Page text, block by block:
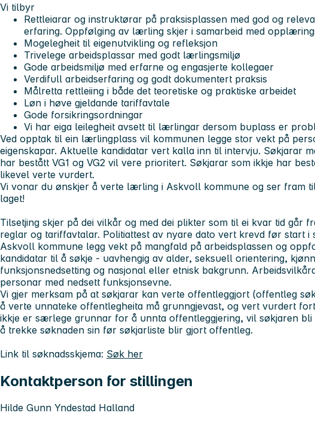
Vi tilbyr
Rettleiarar og instruktørar på praksisplassen med god og
erfaring. Oppfølging av lærling skjer i samarbeid med
Mogelegheit til eigenutvikling og refleksjon
Trivelege arbeidsplassar med godt lærlingsmiljø
Gode arbeidsmiljø med erfarne og engasjerte kollegaer
Verdifull arbeidserfaring og godt dokumentert praksis
Målretta rettleiing i både det teoretiske og praktiske arbeidet
Løn i høve gjeldande tariffavtale
Gode forsikringsordningar
Vi har eiga leilegheit avsett til lærlingar dersom buplass er
Ved opptak til ein lærlingplass vil kommunen legge stor vekt på
eigenskapar. Aktuelle kandidatar vert kalla inn til intervju. Søkjarar
har bestått VG1 og VG2 vil vere prioritert. Søkjarar som ikkje har
likevel verte vurdert.
Vi vonar du ønskjer å verte lærling i Askvoll kommune og ser fram
laget!
Tilsetjing skjer på dei vilkår og med dei plikter som til ei kvar tid går
reglar og tariffavtalar. Politiattest av nyare dato vert krevd før start i
Askvoll kommune legg vekt på mangfald på arbeidsplassen og
kandidatar til å søkje - uavhengig av alder, seksuell orientering,
funksjonsnedsetting og nasjonal eller etnisk bakgrunn.
personar med nedsett funksjonsevne.
Vi gjer merksam på at søkjarar kan verte offentleggjort (offentleg
å verte unnateke offentlegheita må grunngjevast, og vert vurdert
ikkje er særlege grunnar for å unnta offentleggjering, vil søkjaren
å trekke søknaden sin før søkjarliste blir gjort offentleg.
Link til søknadsskjema: Søk her
Kontaktperson for stillingen
Hilde Gunn Yndestad Halland